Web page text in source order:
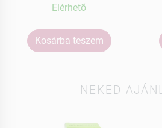
Elérhetõ
Kosárba teszem
NEKED